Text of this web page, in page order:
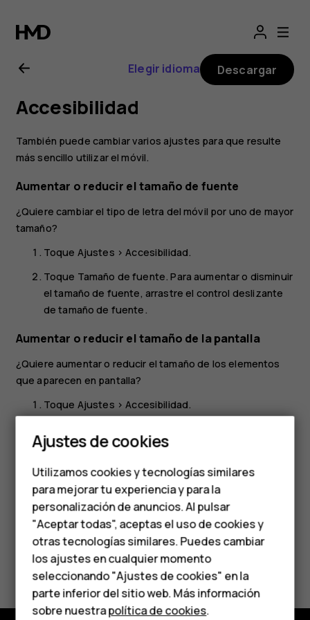
Guía
del
usuario
de
Nokia
G21
Smartphones
Teléfonos clásicos
Teléfonos para
personas mayores
Accesorios
HMD Terra M
Para empresas
Tabletas
Elegir idioma Descargar
Accesibilidad
También puede cambiar varios ajustes para que resulte
más sencillo utilizar el móvil.
Aumentar o reducir el tamaño de fuente
¿Quiere cambiar el tipo de letra del móvil por uno de mayor
tamaño?
Toque Ajustes >Accesibilidad.
Toque Tamaño de fuente. Para aumentar o disminuir
el tamaño de fuente, arrastre el control deslizante
de tamaño de fuente.
Aumentar o reducir el tamaño de la pantalla
¿Quiere aumentar o reducir el tamaño de los elementos
que aparecen en pantalla?
Toque Ajustes >Accesibilidad.
la pantalla y arrastre el control deslizante de tamaño
¿Te ha parecido útil?
Sí No
Ajustes de cookies
Utilizamos cookies y tecnologías similares
para mejorar tu experiencia y para la
personalización de anuncios. Al pulsar
"Aceptar todas", aceptas el uso de cookies y
otras tecnologías similares. Puedes cambiar
los ajustes en cualquier momento
seleccionando "Ajustes de cookies" en la
parte inferior del sitio web. Más información
sobre nuestrapolítica de cookies.